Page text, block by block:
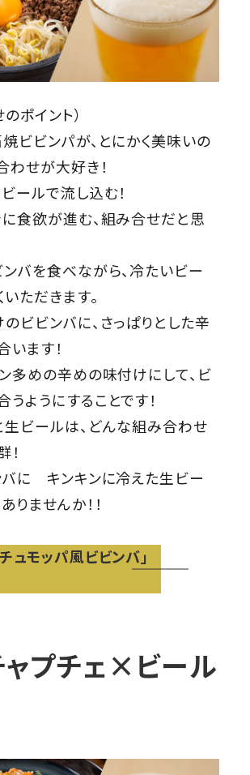
ポイント）
焼ビビンパが、とにかく美味いの
わせが大好き！
ールで流し込む！
に食欲が進む、組み合せだと思
ンバを食べながら、冷たいビー
ただきます。
のビビンバに、さっぱりとした辛
います！
ン多めの辛めの味付けにして、ビ
ようにすることです！
生ビールは、どんな組み合わせ
バに キンキンに冷えた生ビー
りませんか！！
ュモッパ風ビビンバ」
ャプチェ×ビール